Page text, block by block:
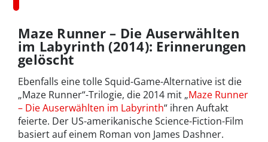
Maze Runner – Die Auserwählten
im Labyrinth (2014): Erinnerungen
gelöscht
Ebenfalls eine tolle Squid-Game-Alternative ist die
„Maze Runner“-Trilogie, die 2014 mit „Maze Runner
– Die Auserwählten im Labyrinth“ ihren Auftakt
feierte. Der US-amerikanische Science-Fiction-Film
basiert auf einem Roman von James Dashner.